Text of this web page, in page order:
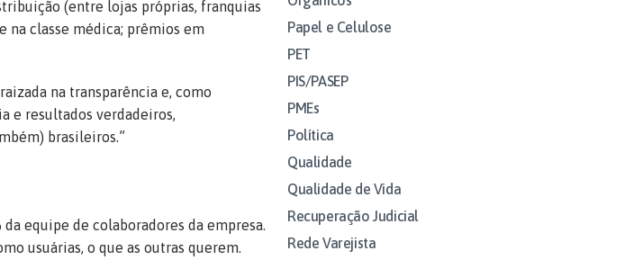
(entre lojas próprias, franquias
na classe médica; prêmios em
na transparência e, como
e resultados verdadeiros,
brasileiros.”
equipe de colaboradores da empresa.
usuárias, o que as outras querem.
Papel e Celulose
PET
PIS/PASEP
PMEs
Política
Qualidade
Qualidade de Vida
Recuperação Judicial
Rede Varejista